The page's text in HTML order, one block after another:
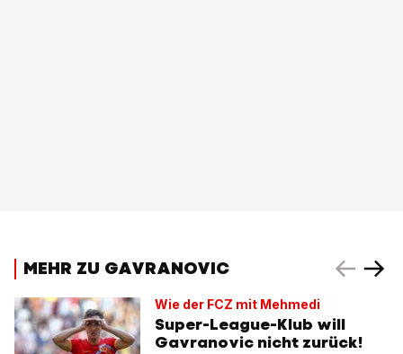
MEHR ZU GAVRANOVIC
Wie der FCZ mit Mehmedi
Super-League-Klub will
Gavranovic nicht zurück!